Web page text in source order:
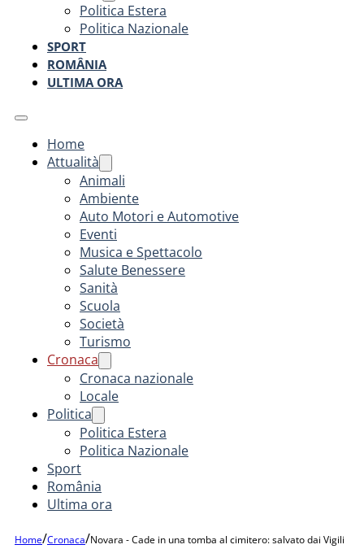
Politica Estera
Politica Nazionale
SPORT
ROMÂNIA
ULTIMA ORA
Home
Attualità
Animali
Ambiente
Auto Motori e Automotive
Eventi
Musica e Spettacolo
Salute Benessere
Sanità
Scuola
Società
Turismo
Cronaca
Cronaca nazionale
Locale
Politica
Politica Estera
Politica Nazionale
Sport
România
Ultima ora
Home/Cronaca/Novara - Cade in una tomba al cimitero: salvato dai Vigili